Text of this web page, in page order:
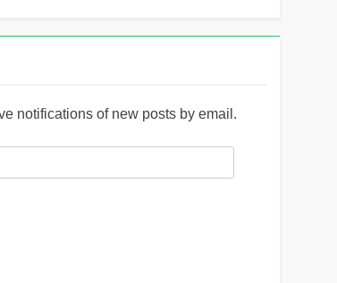
notifications of new posts by email.